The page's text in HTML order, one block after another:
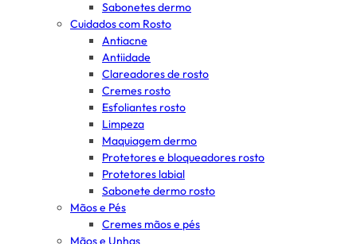
Sabonetes dermo
Cuidados com Rosto
Antiacne
Antiidade
Clareadores de rosto
Cremes rosto
Esfoliantes rosto
Limpeza
Maquiagem dermo
Protetores e bloqueadores rosto
Protetores labial
Sabonete dermo rosto
Mãos e Pés
Cremes mãos e pés
Mãos e Unhas